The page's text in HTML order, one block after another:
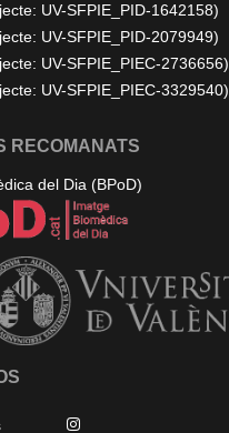
UV-SFPIE_PID-1642158)
UV-SFPIE_PID-2079949)
UV-SFPIE_PIEC-2736656)
UV-SFPIE_PIEC-3329540)
RECOMANATS
del Dia (BPoD)